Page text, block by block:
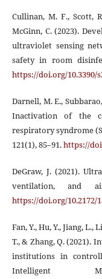
Cullinan, M. F., Scott,
McGinn, C. (2023).
ultraviolet sensing
safety in room
https://doi.org/10.3390/
Darnell, M. E.,
Inactivation of the
respiratory syndrome
121(1), 85–91.https://
DeGraw, J. (2021).
ventilation, and
https://doi.org/10.2172/
Fan, Y., Hu, Y., Jiang, L.,
T., & Zhang, Q. (2021).
institutions in
Intelligent